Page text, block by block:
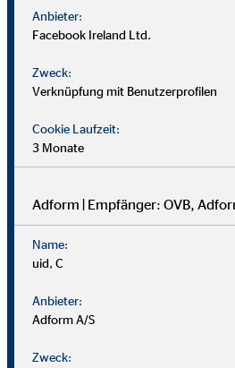
unterstützt du Kund*innen, die
Entscheidungen zu treffen.
Anbieter:
Facebook Ireland Ltd.
Zweck:
Verknüpfung mit Benutzerprofilen
Cookie Laufzeit:
3 Monate
Adform | Empfänger: OVB,
Name:
uid, C
Anbieter:
Adform A/S
Zweck: